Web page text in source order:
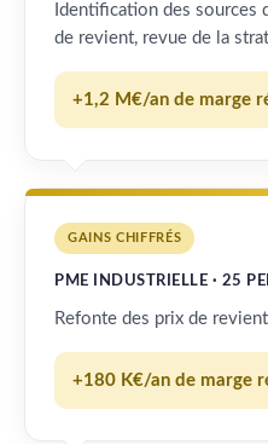
Identification des sources
de revient, revue de la
+1,2 M€/an de marge
GAINS CHIFFRÉS
PME INDUSTRIELLE · 25
Refonte des prix de
+180 K€/an de marge